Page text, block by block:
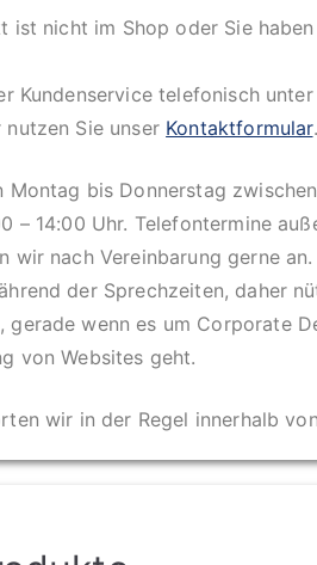
ist nicht im Shop oder Sie
Kundenservice telefonisch
Sie unser Kontaktformular.
Montag bis Donnerstag
– 14:00 Uhr. Telefontermine
wir nach Vereinbarung gerne
der Sprechzeiten, daher
gerade wenn es um Corporate
von Websites geht.
wir in der Regel innerhalb